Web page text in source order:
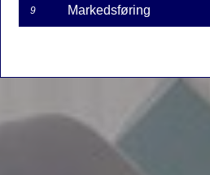
9 Markedsføring